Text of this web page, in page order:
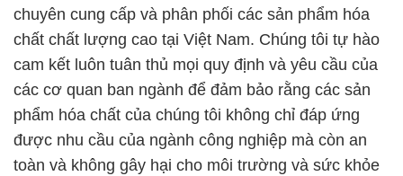
chuyên cung cấp và phân phối các sản phẩm hóa
chất chất lượng cao tại Việt Nam. Chúng tôi tự hào
cam kết luôn tuân thủ mọi quy định và yêu cầu của
các cơ quan ban ngành để đảm bảo rằng các sản
phẩm hóa chất của chúng tôi không chỉ đáp ứng
được nhu cầu của ngành công nghiệp mà còn an
toàn và không gây hại cho môi trường và sức khỏe